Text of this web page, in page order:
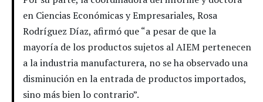
en Ciencias Económicas y Empresariales, Rosa
Rodríguez Díaz, afirmó que “a pesar de que la
mayoría de los productos sujetos al AIEM pertenecen
a la industria manufacturera, no se ha observado una
disminución en la entrada de productos importados,
sino más bien lo contrario”.